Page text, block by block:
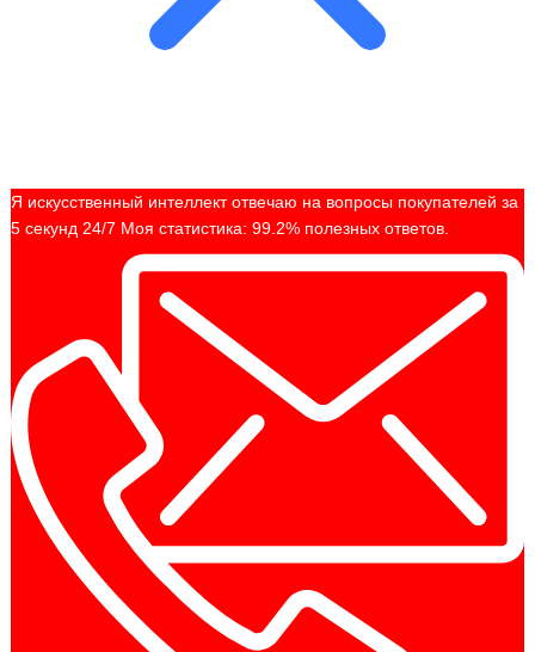
Я искусственный интеллект отвечаю на вопросы покупателей за
5 секунд 24/7 Моя статистика: 99.2% полезных ответов.